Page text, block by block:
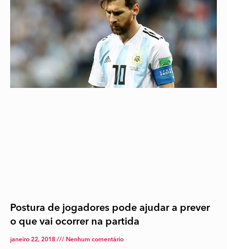
Postura de jogadores pode ajudar a prever
o que vai ocorrer na partida
janeiro 22, 2018 Nenhum comentário